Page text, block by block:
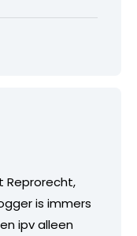
Reprorecht,
is immers
ipv alleen